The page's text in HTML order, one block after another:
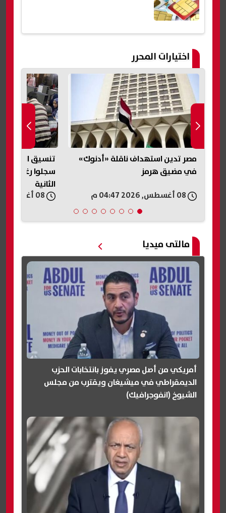
اختيارات المحرر
مصر تدين استهداف ناقلة «أدنوك»
في مضيق هرمز
سجلوا رغباتهم
الثانية
مالتى ميديا
أمريكي من أصل مصري يفوز بانتخابات الحزب
الديمقراطي في ميشيغان ويقترب من مجلس
الشيوخ (انفوجرافيك)